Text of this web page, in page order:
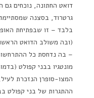
דואט החתונה, נוכחים גם
גרטרוד, בסצנה
בלבד – זו שבפתיחת
(ובה משולב הדואט
– בה נדחסת כל
מונטגיו בבני קפולט
המצו-סופרן הנזכרת
ההתגרות של בני קפולט